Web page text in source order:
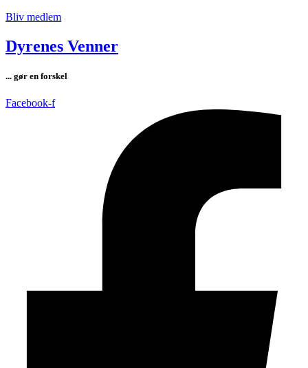
Bliv medlem
Dyrenes Venner
... gør en forskel
Facebook-f